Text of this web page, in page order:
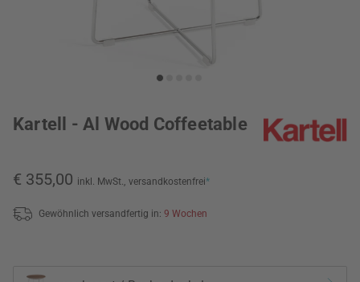
Kartell - Al Wood Coffeetable
€ 355,00 inkl. MwSt., versandkostenfrei*
Gewöhnlich versandfertig in: 9 Wochen